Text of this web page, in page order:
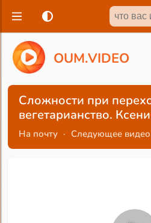
OUM.VIDEO
Сложности при
вегетарианство.
На почту · Следующее видео